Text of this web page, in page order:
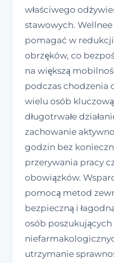
właściwego
stawowych.
pomagać w
obrzęków, co
na większą
podczas chodzenia
wielu osób
długotrwałe
zachowanie
godzin bez
przerywania pracy
obowiązków.
pomocą metod
bezpieczną i
osób poszukujących
utrzymanie